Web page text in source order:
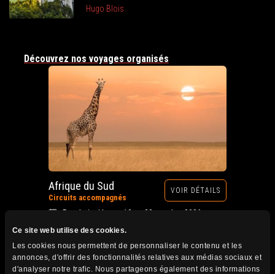
Ce site web utilise des cookies.
Les cookies nous permettent de personnaliser le contenu et les
annonces, d'offrir des fonctionnalités relatives aux médias sociaux et
d'analyser notre trafic. Nous partageons également des informations
Hugo Blois
Découvrez nos voyages organisés
Afrique du Sud
Circuits accompagnés
VOIR DÉTAILS
Prochain départ : 12 au 28 octobre 2026